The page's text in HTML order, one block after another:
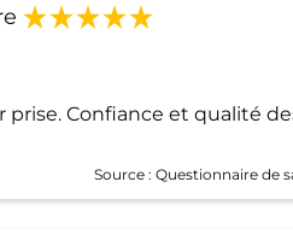
Confiance et qualité
Source : Questionnaire de